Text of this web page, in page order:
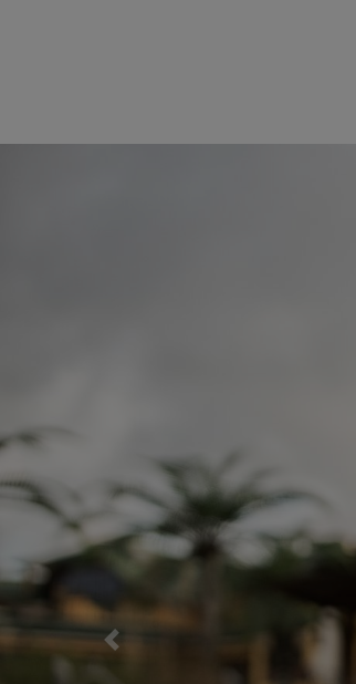
vorheriges Element